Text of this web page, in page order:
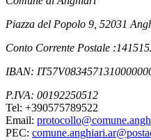
Piazza del Popolo 9, 52031
Conto Corrente Postale
IBAN:
P.IVA: 00192250512
Tel: +390575789522
Email:
PEC: